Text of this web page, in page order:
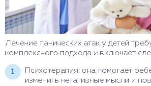
Лечение панических атак у детей
комплексного подхода и включает
Психотерапия: она помогает
изменить негативные мысли и